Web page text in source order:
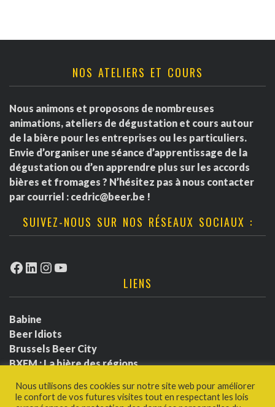
NOS ATELIERS ET COURS
Nous animons et proposons de nombreuses
animations, ateliers de dégustation et cours autour
de la bière pour les entreprises ou les particuliers.
Envie d’organiser une séance d’apprentissage de la
dégustation ou d’en apprendre plus sur les accords
bières et fromages ? N’hésitez pas à nous contacter
par courriel : cedric@beer.be !
SUIVEZ-NOUS SUR NOS RÉSEAUX SOCIAUX :
Facebook
LinkedIn
Instagram
YouTube
LIENS
Babine
Beer Idiots
Brussels Beer City
BXFM : La bière des régions
Ludotium
Nous utilisons des cookies sur notre site web pour améliorer
le confort de vos futures visites tout en respectant les lois